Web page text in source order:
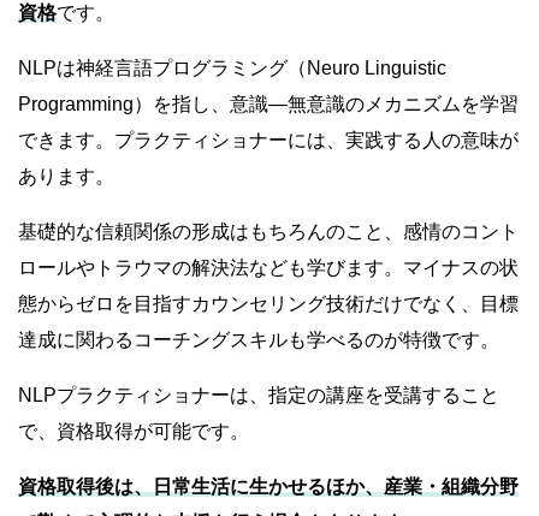
資格です。
NLPは神経言語プログラミング（Neuro Linguistic
Programming）を指し、意識―無意識のメカニズムを学習
できます。プラクティショナーには、実践する人の意味が
あります。
基礎的な信頼関係の形成はもちろんのこと、感情のコント
ロールやトラウマの解決法なども学びます。マイナスの状
態からゼロを目指すカウンセリング技術だけでなく、目標
達成に関わるコーチングスキルも学べるのが特徴です。
NLPプラクティショナーは、指定の講座を受講すること
で、資格取得が可能です。
資格取得後は、日常生活に生かせるほか、産業・組織分野